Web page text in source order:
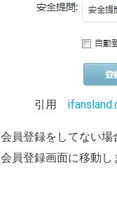
引用
会員登録をしてない
会員登録画面に移動し